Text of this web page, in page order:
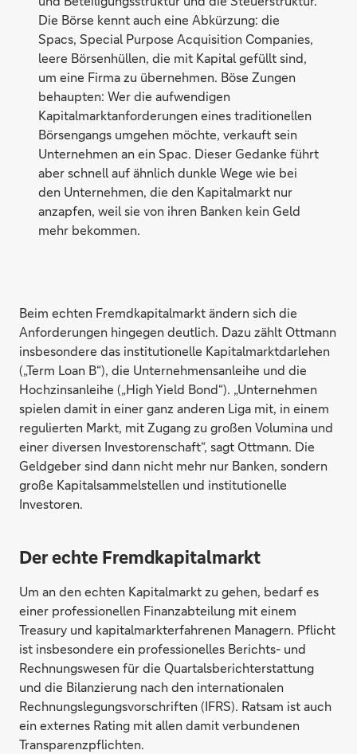
Die Börse kennt auch eine Abkürzung: die
Spacs, Special Purpose Acquisition Companies,
leere Börsenhüllen, die mit Kapital gefüllt sind,
um eine Firma zu übernehmen. Böse Zungen
behaupten: Wer die aufwendigen
Kapitalmarktanforderungen eines traditionellen
Börsengangs umgehen möchte, verkauft sein
Unternehmen an ein Spac. Dieser Gedanke führt
aber schnell auf ähnlich dunkle Wege wie bei
den Unternehmen, die den Kapitalmarkt nur
anzapfen, weil sie von ihren Banken kein Geld
mehr bekommen.
Beim echten Fremdkapitalmarkt ändern sich die
Anforderungen hingegen deutlich. Dazu zählt Ottmann
insbesondere das institutionelle Kapitalmarktdarlehen
(„Term Loan B“), die Unternehmensanleihe und die
Hochzinsanleihe („High Yield Bond“). „Unternehmen
spielen damit in einer ganz anderen Liga mit, in einem
regulierten Markt, mit Zugang zu großen Volumina und
einer diversen Investorenschaft“, sagt Ottmann. Die
Geldgeber sind dann nicht mehr nur Banken, sondern
große Kapitalsammelstellen und institutionelle
Investoren.
Der echte Fremdkapitalmarkt
Um an den echten Kapitalmarkt zu gehen, bedarf es
einer professionellen Finanzabteilung mit einem
Treasury und kapitalmarkterfahrenen Managern. Pflicht
ist insbesondere ein professionelles Berichts- und
Rechnungswesen für die Quartalsberichterstattung
und die Bilanzierung nach den internationalen
Rechnungslegungsvorschriften (IFRS). Ratsam ist auch
ein externes Rating mit allen damit verbundenen
Transparenzpflichten.